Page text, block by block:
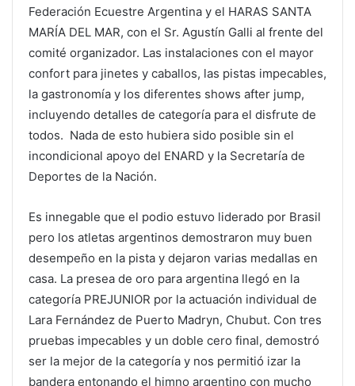
Federación Ecuestre Argentina y el HARAS SANTA
MARÍA DEL MAR, con el Sr. Agustín Galli al frente del
comité organizador. Las instalaciones con el mayor
confort para jinetes y caballos, las pistas impecables,
la gastronomía y los diferentes shows after jump,
incluyendo detalles de categoría para el disfrute de
todos. Nada de esto hubiera sido posible sin el
incondicional apoyo del ENARD y la Secretaría de
Deportes de la Nación.
Es innegable que el podio estuvo liderado por Brasil
pero los atletas argentinos demostraron muy buen
desempeño en la pista y dejaron varias medallas en
casa. La presea de oro para argentina llegó en la
categoría PREJUNIOR por la actuación individual de
Lara Fernández de Puerto Madryn, Chubut. Con tres
pruebas impecables y un doble cero final, demostró
ser la mejor de la categoría y nos permitió izar la
bandera entonando el himno argentino con mucho